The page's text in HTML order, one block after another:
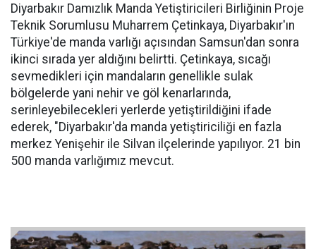
Diyarbakır Damızlık Manda Yetiştiricileri Birliğinin Proje
Teknik Sorumlusu Muharrem Çetinkaya, Diyarbakır'ın
Türkiye'de manda varlığı açısından Samsun'dan sonra
ikinci sırada yer aldığını belirtti. Çetinkaya, sıcağı
sevmedikleri için mandaların genellikle sulak
bölgelerde yani nehir ve göl kenarlarında,
serinleyebilecekleri yerlerde yetiştirildiğini ifade
ederek, "Diyarbakır'da manda yetiştiriciliği en fazla
merkez Yenişehir ile Silvan ilçelerinde yapılıyor. 21 bin
500 manda varlığımız mevcut.